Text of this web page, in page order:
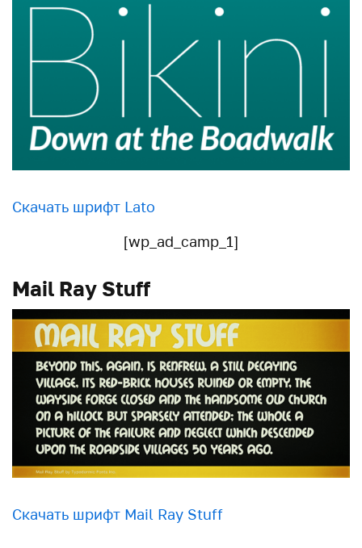
Скачать шрифт Lato
[wp_ad_camp_1]
Mail Ray Stuff
Скачать шрифт Mail Ray Stuff